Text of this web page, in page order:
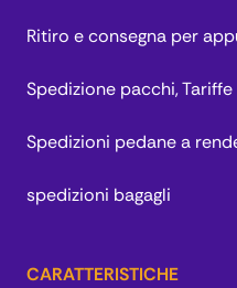
Ritiro e consegna per
Spedizione pacchi,
Spedizioni pedane a
spedizioni bagagli
CARATTERISTICHE